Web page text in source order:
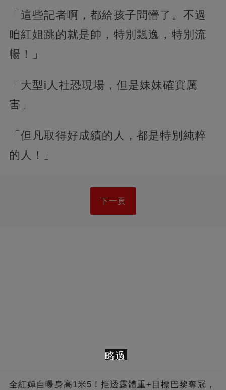
「這些記者啊，都給孩子問懵了。不過
咱紅姐跳的就是帥，特別飄逸，特別流
暢！」
「大型i人社恐現場，但是妹妹確實厲
害」
「但凡取得好成績的人，都是特別純粹
的人！」
下一頁
全紅嬋自曝身高1米5！拒透露體重+目標巴黎奪冠，
略過